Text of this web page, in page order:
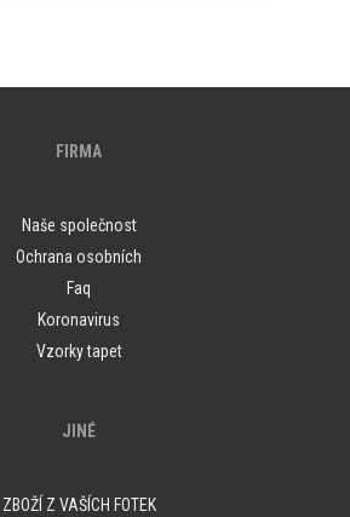
FIRMA
Naše společnost
Ochrana osobních
Faq
Koronavirus
Vzorky tapet
JINÉ
ZBOŽÍ Z VAŠÍCH FOTEK